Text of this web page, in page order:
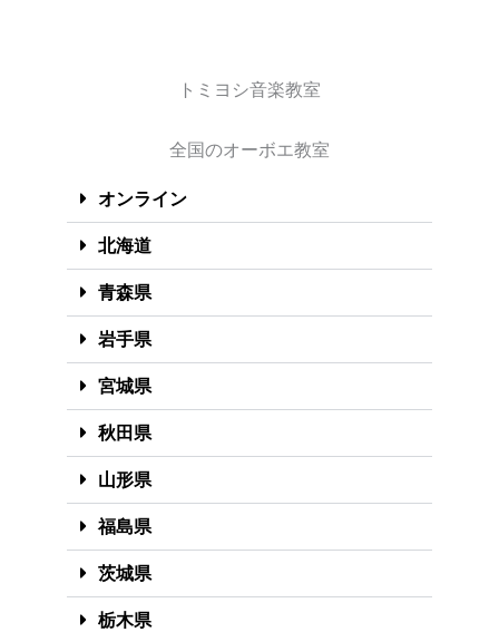
トミヨシ音楽教室
全国のオーボエ教室
オンライン
北海道
青森県
岩手県
宮城県
秋田県
山形県
福島県
茨城県
栃木県